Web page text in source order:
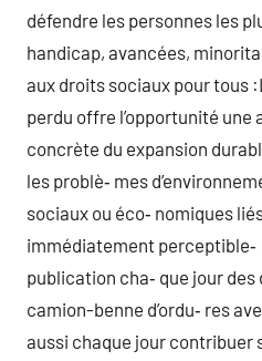
défendre les personnes les
handicap, avancées,
aux droits sociaux pour tous
perdu offre l’opportunité
concrète du expansion
les problè‑ mes
sociaux ou éco‑ nomiques
immédiatement perceptible‑
publication cha‑ que jour des
camion-benne d’ordu‑ res
aussi chaque jour contribuer